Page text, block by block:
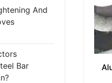
And
Bar